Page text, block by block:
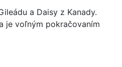
a Daisy z Kanady.
je voľným pokračovaním